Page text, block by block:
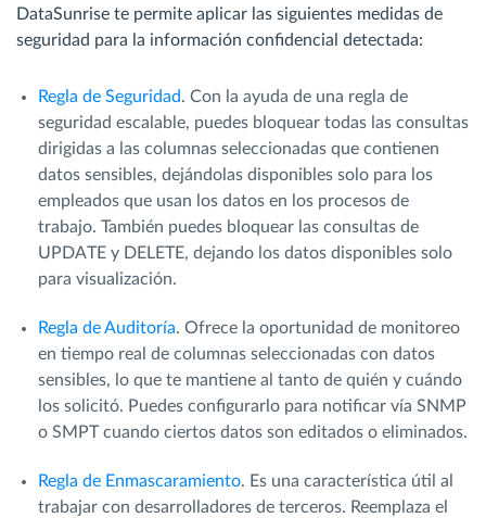
DataSunrise te permite aplicar las siguientes medidas de
seguridad para la información confidencial detectada:
Regla de Seguridad. Con la ayuda de una regla de
seguridad escalable, puedes bloquear todas las consultas
dirigidas a las columnas seleccionadas que contienen
datos sensibles, dejándolas disponibles solo para los
empleados que usan los datos en los procesos de
trabajo. También puedes bloquear las consultas de
UPDATE y DELETE, dejando los datos disponibles solo
para visualización.
Regla de Auditoría. Ofrece la oportunidad de monitoreo
en tiempo real de columnas seleccionadas con datos
sensibles, lo que te mantiene al tanto de quién y cuándo
los solicitó. Puedes configurarlo para notificar vía SNMP
o SMPT cuando ciertos datos son editados o eliminados.
Regla de Enmascaramiento. Es una característica útil al
trabajar con desarrolladores de terceros. Reemplaza el